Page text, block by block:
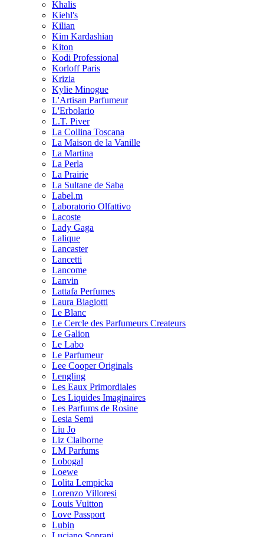
Khalis
Kiehl's
Kilian
Kim Kardashian
Kiton
Kodi Professional
Korloff Paris
Krizia
Kylie Minogue
L'Artisan Parfumeur
L'Erbolario
L.T. Piver
La Collina Toscana
La Maison de la Vanille
La Martina
La Perla
La Prairie
La Sultane de Saba
Label.m
Laboratorio Olfattivo
Lacoste
Lady Gaga
Lalique
Lancaster
Lancetti
Lancome
Lanvin
Lattafa Perfumes
Laura Biagiotti
Le Blanc
Le Cercle des Parfumeurs Createurs
Le Galion
Le Labo
Le Parfumeur
Lee Cooper Originals
Lengling
Les Eaux Primordiales
Les Liquides Imaginaires
Les Parfums de Rosine
Lesia Semi
Liu Jo
Liz Claiborne
LM Parfums
Lobogal
Loewe
Lolita Lempicka
Lorenzo Villoresi
Louis Vuitton
Love Passport
Lubin